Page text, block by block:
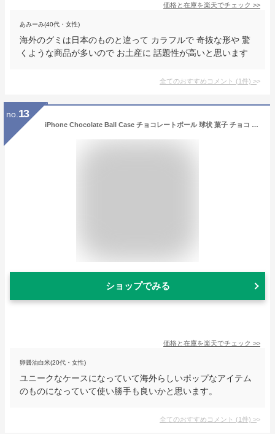
価格と在庫を楽天でチェック >>
あみーみ(40代・女性)
海外のグミは日本のものと違って カラフルで 奇抜な形や 驚
くような商品が多いので お土産に 話題性が高いと思います
全てのおすすめコメント (1件) >
no. 13
iPhone Chocolate Ball Case チョコレートボール 球状 菓子 チョコ ボール スウェーデン 面白い ユニーク ファッション アイフォン SE2 11 11 Pro 11 Pro Max XR Xs Max Xs X 8 7 ブランド デザイン スマートフォン スマホケース スマホカバー アイフォンケース
ショップでみる
価格と在庫を楽天でチェック >>
卵醤油白米(20代・女性)
ユニークなケースになっていて海外らしいポップなアイテム
のものになっていて使い勝手も良いかと思います。
全てのおすすめコメント (1件) >